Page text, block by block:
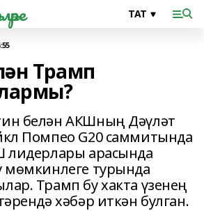
Трамп
белән АКШның Дәүләт
Помпео G20 саммитында
лидерлары арасында
мөмкинлеге турында
Трамп бу хакта үзенең
хәбәр иткән булган.